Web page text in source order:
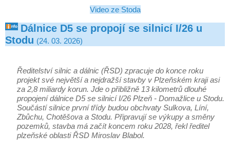
Video ze Stoda
Dálnice D5 se propojí se silnicí I/26 u
Stodu (24. 03. 2026)
Ředitelství silnic a dálnic (ŘSD) zpracuje do konce roku
projekt své největší a nejdražší stavby v Plzeňském kraji asi
za 2,8 miliardy korun. Jde o přibližně 13 kilometrů dlouhé
propojení dálnice D5 se silnicí I/26 Plzeň - Domažlice u Stodu.
Součástí silnice první třídy budou obchvaty Sulkova, Líní,
Zbůchu, Chotěšova a Stodu. Připravují se výkupy a směny
pozemků, stavba má začít koncem roku 2028, řekl ředitel
plzeňské oblasti ŘSD Miroslav Blabol.